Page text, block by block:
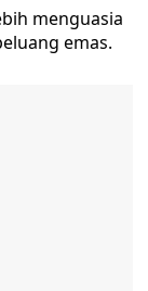
menguasia
emas.